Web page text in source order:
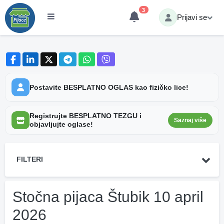
3
Prijavi se
Postavite BESPLATNO OGLAS kao fizičko lice!
Registrujte BESPLATNO TEZGU i
objavljujte oglase!
Saznaj više
FILTERI
Stočna pijaca Štubik 10 april
2026